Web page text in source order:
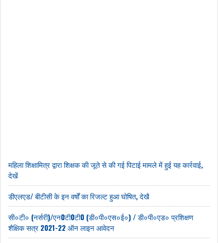
महिला शिक्षामित्र द्वारा शिक्षक की जूते से की गई पिटाई मामले में हुई यह कार्रवाई,
देखें
डीएलएड/ बीटीसी के इन वर्षों का रिजल्ट हुआ घोषित, देखै
सी०टी० (नर्सरी)/एन0टी0टी0 (डी०पी०एस०ई०) / डी०पी०एड० प्रशिक्षण
शैक्षिक सत्र 2021-22 ऑन लाइन आवेदन